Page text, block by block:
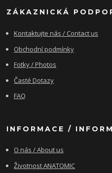
ZÁKAZNICKÁ
Kontaktujte nás / Contact us
Obchodní podmínky
Fotky / Photos
Časté Dotazy
FAQ
INFORMACE /
O nás / About us
Životnost ANATOMIC